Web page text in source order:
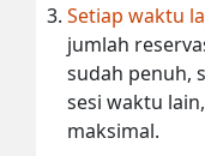
Setiap waktu
jumlah
sudah penuh,
sesi waktu
maksimal.